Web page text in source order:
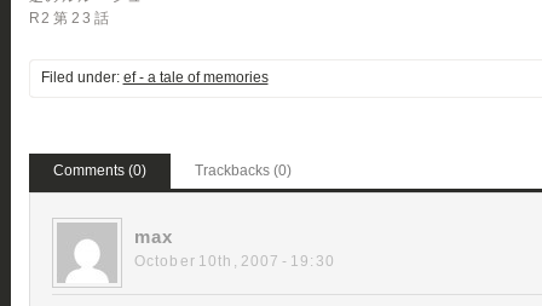
R2 第 23 話
Filed under: ef - a tale of memories
Comments (0) Trackbacks (0)
max
October 10th, 2007 - 19:30